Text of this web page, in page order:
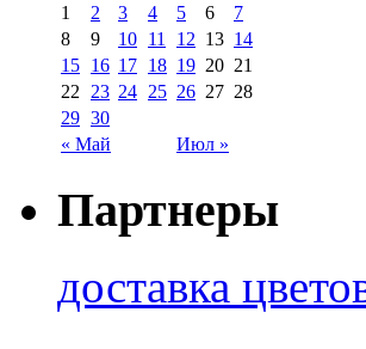
« Май Июл »
1 2 3 4 5 6
7
8
9 10 11 12 13 14
15 16 17 18 19 20 21
22
23 24 25 26 27 28
29 30
Партнеры
доставка